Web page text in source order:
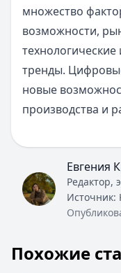
множество
возможности,
тренды.
новые
производства и
Евгения
Редактор,
Источник:
Похожие